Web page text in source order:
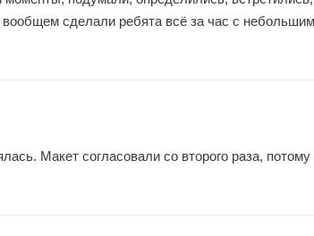
сделали ребята всё за час с
Макет согласовали со второго раза, потому